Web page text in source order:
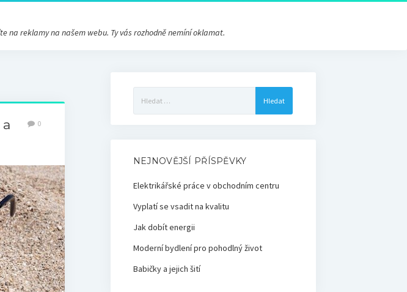
na reklamy na našem webu. Ty vás rozhodně nemíní oklamat.
0
NEJNOVĚJŠÍ PŘÍSPĚVKY
Elektrikářské práce v obchodním centru
Vyplatí se vsadit na kvalitu
Jak dobít energii
Moderní bydlení pro pohodlný život
Babičky a jejich šití